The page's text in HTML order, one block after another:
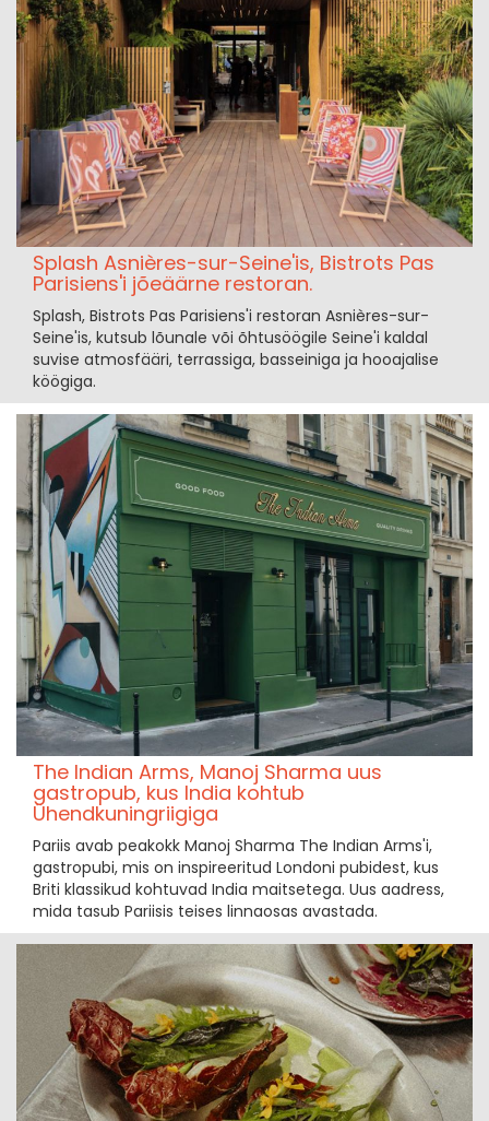
Splash Asnières-sur-Seine'is, Bistrots Pas
Parisiens'i jõeäärne restoran.
Splash, Bistrots Pas Parisiens'i restoran Asnières-sur-
Seine'is, kutsub lõunale või õhtusöögile Seine'i kaldal
suvise atmosfääri, terrassiga, basseiniga ja hooajalise
köögiga.
The Indian Arms, Manoj Sharma uus
gastropub, kus India kohtub
Ühendkuningriigiga
Pariis avab peakokk Manoj Sharma The Indian Arms'i,
gastropubi, mis on inspireeritud Londoni pubidest, kus
Briti klassikud kohtuvad India maitsetega. Uus aadress,
mida tasub Pariisis teises linnaosas avastada.